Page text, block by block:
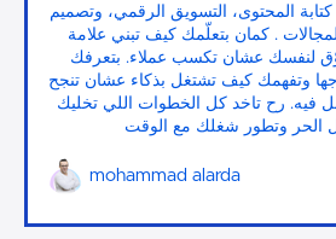
المحتوى، التسويق الرقمي، وتصميم
. كمان بتعلّمك كيف تبني علامة
لنفسك عشان تكسب عملاء. بتعرفك
وتفهمك كيف تشتغل بذكاء عشان تنجح
فيه. رح تاخد كل الخطوات اللي تخليك
mohammad alarda